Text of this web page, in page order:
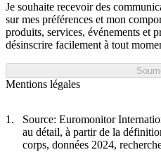
Je souhaite recevoir des
sur mes préférences et mon
produits, services, événements et
désinscrire facilement à tout
Mentions légales
Source: Euromonitor
au détail, à partir de la
corps, données 2024,